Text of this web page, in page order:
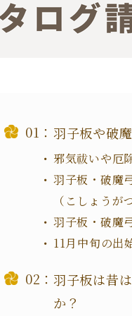
羽子板や破
邪気祓いや厄
羽子板・破魔
（こしょうが
羽子板・破魔
11月中旬の出
羽子板は昔
か？